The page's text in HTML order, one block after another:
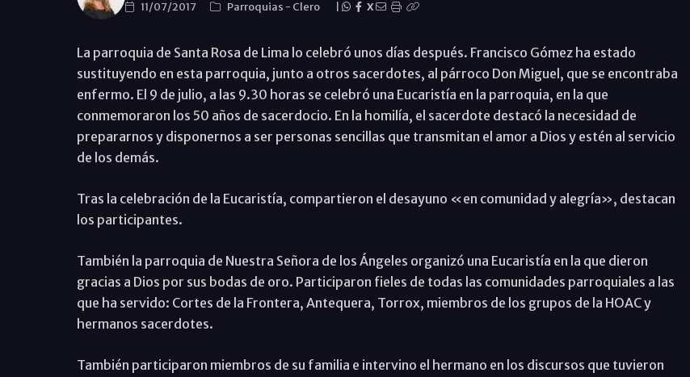
11/07/2017 Parroquias - Clero X
La parroquia de Santa Rosa de Lima lo celebró unos días después. Francisco Gómez ha estado
sustituyendo en esta parroquia, junto a otros sacerdotes, al párroco Don Miguel, que se encontraba
enfermo. El 9 de julio, a las 9.30 horas se celebró una Eucaristía en la parroquia, en la que
conmemoraron los 50 años de sacerdocio. En la homilía, el sacerdote destacó la necesidad de
prepararnos y disponernos a ser personas sencillas que transmitan el amor a Dios y estén al servicio
de los demás.
Tras la celebración de la Eucaristía, compartieron el desayuno «en comunidad y alegría», destacan
los participantes.
También la parroquia de Nuestra Señora de los Ángeles organizó una Eucaristía en la que dieron
gracias a Dios por sus bodas de oro. Participaron fieles de todas las comunidades parroquiales a las
que ha servido: Cortes de la Frontera, Antequera, Torrox, miembros de los grupos de la HOAC y
hermanos sacerdotes.
También participaron miembros de su familia e intervino el hermano en los discursos que tuvieron